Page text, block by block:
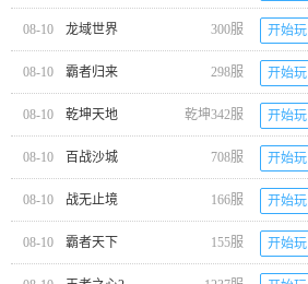
08-10 龙域世界 300服 开始玩
08-10 霸者归来 298服 开始玩
08-10 乾坤天地 乾坤342服 开始玩
08-10 百战沙城 708服 开始玩
08-10 战无止境 166服 开始玩
08-10 霸者天下 155服 开始玩